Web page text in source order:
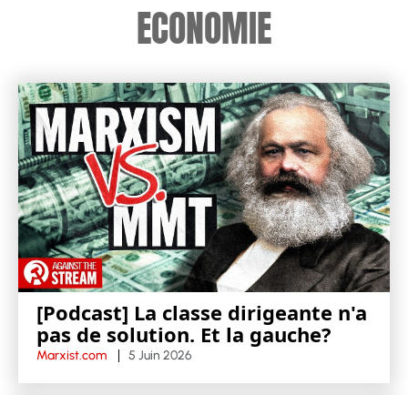
ECONOMIE
[Podcast] La classe dirigeante n'a
pas de solution. Et la gauche?
Marxist.com 5 Juin 2026